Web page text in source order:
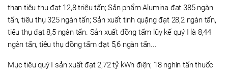
than tiêu thụ đạt 12,8 triệu tấn; Sản phẩm Alumina đạt 385 ngàn
tấn, tiêu thụ 325 ngàn tấn; Sản xuất tinh quặng đạt 28,2 ngàn tấn,
tiêu thụ đạt 8,5 ngàn tấn. Sản xuất đồng tấm lũy kế quý I là 8,44
ngàn tấn, tiêu thụ đồng tấm đạt 5,6 ngàn tấn...
Mục tiêu quý I sản xuất đạt 2,72 tỷ kWh điện; 18 nghìn tấn thuốc